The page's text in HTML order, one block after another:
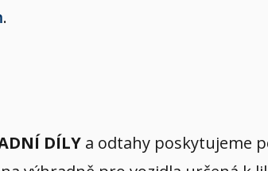
.
DÍLY a odtahy poskytujeme